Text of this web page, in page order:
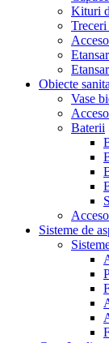
Kituri
Obiecte
Vase
Baterii
Sisteme de